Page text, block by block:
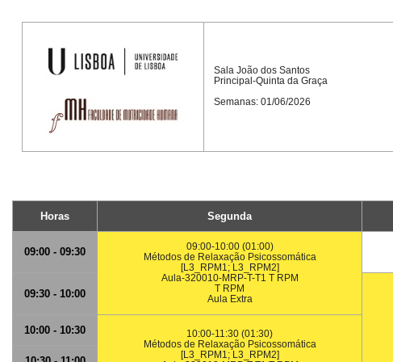
Sala João dos Santos
Principal-Quinta da Graça
Semanas: 01/06/2026
Horas Segunda
09:00 - 09:30
09:00-10:00 (01:00)
Métodos de Relaxação Psicossomática
[L3_RPM1; L3_RPM2]
Aula-320010-MRP-T-T1 T RPM
T RPM
Aula Extra
09:30 - 10:00
10:00 - 10:30
10:00-11:30 (01:30)
Métodos de Relaxação Psicossomática
[L3_RPM1; L3_RPM2]